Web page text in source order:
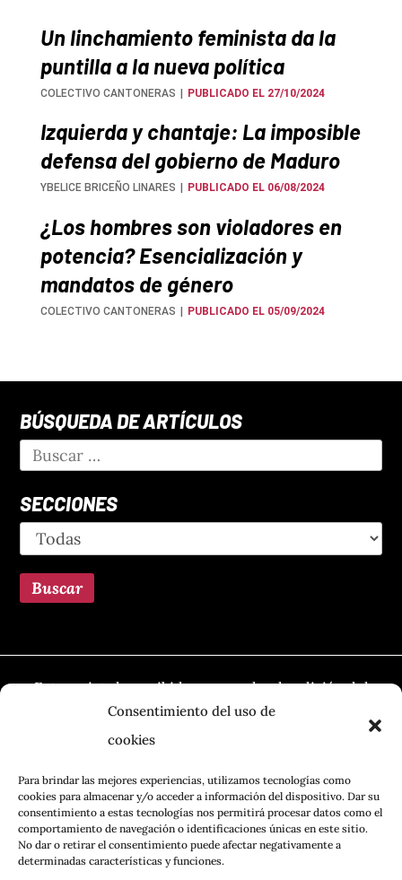
Consentimiento del uso de
cookies
Para brindar las mejores experiencias, utilizamos tecnologías como
cookies para almacenar y/o acceder a información del dispositivo. Dar su
consentimiento a estas tecnologías nos permitirá procesar datos como el
comportamiento de navegación o identificaciones únicas en este sitio.
No dar o retirar el consentimiento puede afectar negativamente a
determinadas características y funciones.
Un linchamiento feminista da la
puntilla a la nueva política
COLECTIVO CANTONERAS PUBLICADO EL 27/10/2024
Izquierda y chantaje: La imposible
defensa del gobierno de Maduro
YBELICE BRICEÑO LINARES PUBLICADO EL 06/08/2024
¿Los hombres son violadores en
potencia? Esencialización y
mandatos de género
COLECTIVO CANTONERAS PUBLICADO EL 05/09/2024
BÚSQUEDA DE ARTÍCULOS
SECCIONES
Esta revista ha recibido una ayuda a la edición del
Ministerio de Cultura, a través de la Dirección
General del Libro, del Cómic y de la Lectura